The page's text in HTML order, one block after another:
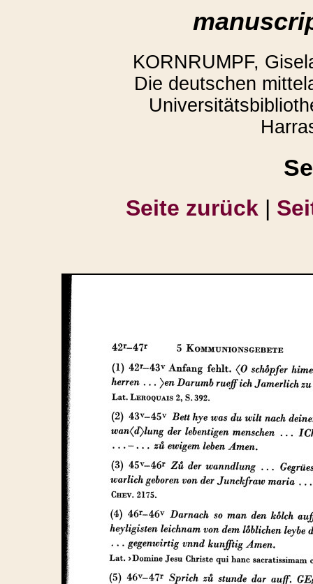
KORNRUMPF,
Die deutschen
Seite zurück |